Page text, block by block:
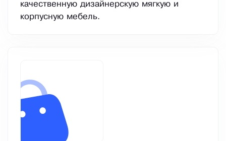
качественную дизайнерскую мягкую и
корпусную мебель.